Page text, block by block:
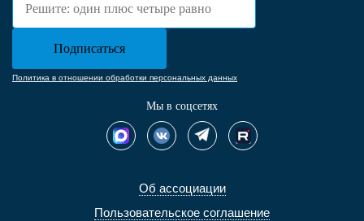
Об ассоциации
Пользовательское соглашение
Политика в отношении обработки персональных данных
Мы в соцсетях